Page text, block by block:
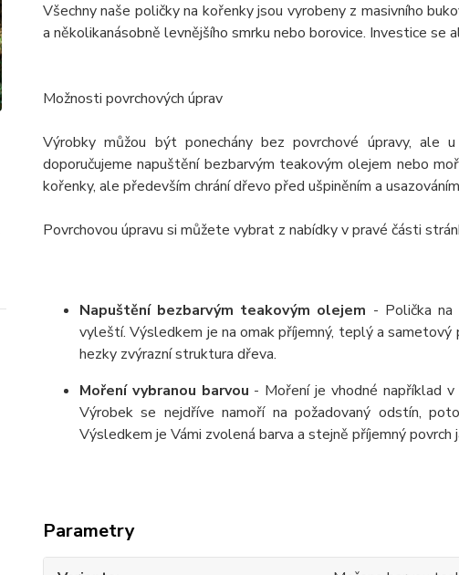
Všechny naše poličky na kořenky jsou vyrobeny z masivního
a několikanásobně levnějšího smrku nebo borovice. Investice
Možnosti povrchových úprav
Výrobky můžou být ponechány bez povrchové úpravy, ale
doporučujeme napuštění bezbarvým teakovým olejem nebo
kořenky, ale především chrání dřevo před ušpiněním a
Povrchovou úpravu si můžete vybrat z nabídky v pravé části
Napuštění bezbarvým teakovým olejem - Polička na
vyleští. Výsledkem je na omak příjemný, teplý a
hezky zvýrazní struktura dřeva.
Moření vybranou barvou - Moření je vhodné například
Výrobek se nejdříve namoří na požadovaný odstín,
Výsledkem je Vámi zvolená barva a stejně příjemný
Parametry